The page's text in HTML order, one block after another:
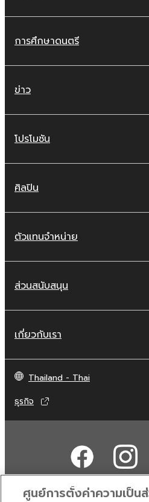
การศึกษาดนตรี
ข่าว
โปรโมชัน
ศิลปิน
ตัวแทนจำหน่าย
ส่วนสนับสนุน
เกี่ยวกับเรา
Thailand - Thai
ธุรกิจ
ศูนย์การตั้งค่าความเป็น